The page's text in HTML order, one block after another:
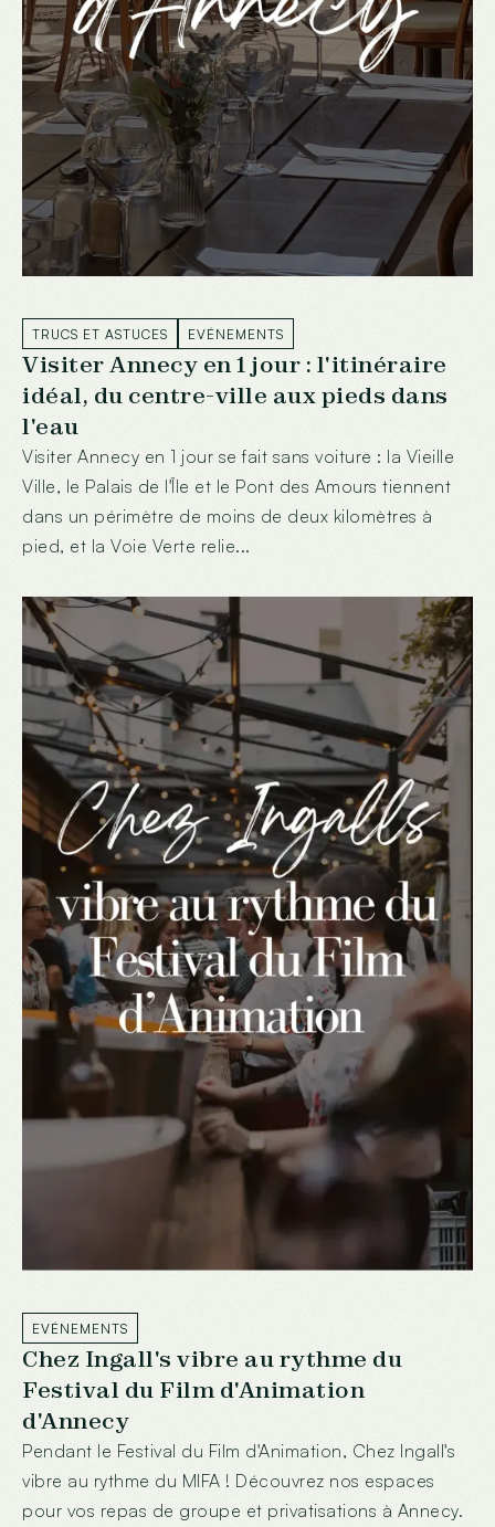
TRUCS ET ASTUCES EVÉNEMENTS
Visiter Annecy en 1 jour : l'itinéraire
idéal, du centre-ville aux pieds dans
l'eau
Visiter Annecy en 1 jour se fait sans voiture : la Vieille
Ville, le Palais de l'Île et le Pont des Amours tiennent
dans un périmètre de moins de deux kilomètres à
pied, et la Voie Verte relie...
EVÉNEMENTS
Chez Ingall's vibre au rythme du
Festival du Film d'Animation
d'Annecy
Pendant le Festival du Film d'Animation, Chez Ingall's
vibre au rythme du MIFA ! Découvrez nos espaces
pour vos repas de groupe et privatisations à Annecy.